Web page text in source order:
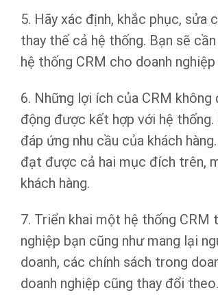
5. Hãy xác định, khắc phục,
thay thế cả hệ thống. Bạn sẽ
hệ thống CRM cho doanh nghiệp
6. Những lợi ích của CRM
động được kết hợp với hệ thống.
đáp ứng nhu cầu của khách
đạt được cả hai mục đích trên,
khách hàng.
7. Triển khai một hệ thống CRM
nghiệp bạn cũng như mang lại
doanh, các chính sách trong
doanh nghiệp cũng thay đổi